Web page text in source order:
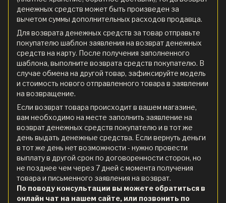
денежных средств может быть произведен за
вычетом суммы дополнительных расходов продавца.
Для возврата денежных средств за товар отправьте
покупателю шаблон заявления на возврат денежных
средств на карту. После получения заполненного
шаблона, выполните возврата средств покупателю. В
случае обмена на другой товар, зафиксируйте модель
и стоимость нового отправленного товара в заявлении
на возвращение.
Если возврат товара происходит в вашем магазине,
вам необходимо на месте заполнить заявление на
возврат денежных средств покупателю и в тот же
день выдать денежные средства. Если вернуть деньги
в тот же день нет возможности - нужно провести
выплату в другой срок по договоренности сторон, но
не позднее чем через 7 дней с момента получения
товара и письменного заявления на возврат.
По поводу консультации вы можете обратиться в
онлайн чат на нашем сайте, или позвонить по